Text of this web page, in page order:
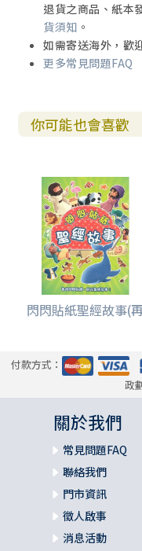
退貨之商品、紙本
貨須知 。
如需寄送海外，歡
更多常見問題FAQ
你可能也會喜歡
閃閃貼紙聖經故事(
付款方式：
政
關於我們
常見問題FAQ
聯絡我們
門市資訊
徵人啟事
消息活動